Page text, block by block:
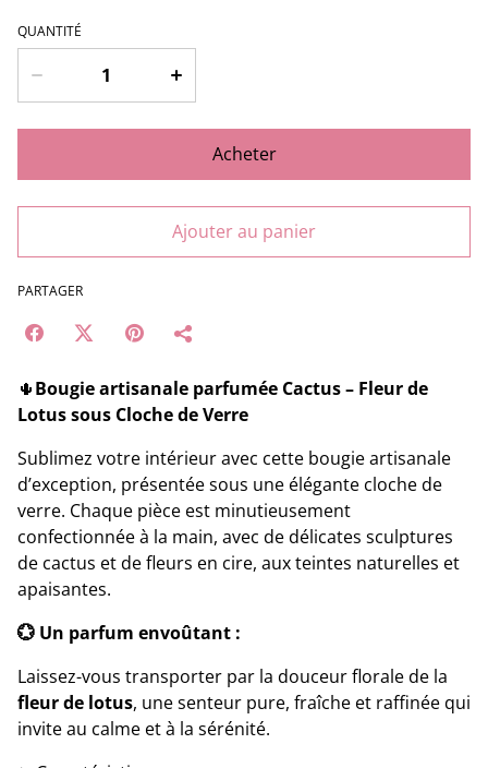
QUANTITÉ
Acheter
Ajouter au panier
PARTAGER
🌵Bougie artisanale parfumée Cactus – Fleur de
Lotus sous Cloche de Verre
Sublimez votre intérieur avec cette bougie artisanale
d’exception, présentée sous une élégante cloche de
verre. Chaque pièce est minutieusement
confectionnée à la main, avec de délicates sculptures
de cactus et de fleurs en cire, aux teintes naturelles et
apaisantes.
💮 Un parfum envoûtant :
Laissez-vous transporter par la douceur florale de la
fleur de lotus, une senteur pure, fraîche et raffinée qui
invite au calme et à la sérénité.